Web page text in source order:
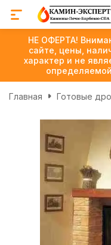
НЕ ОФЕРТА!
сайте, цены,
характер и не
Главная Готовые